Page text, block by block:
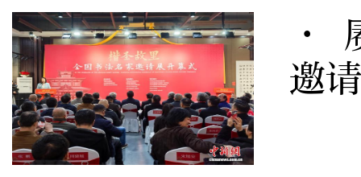
·
邀